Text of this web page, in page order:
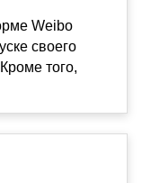
Weibo
своего
того,